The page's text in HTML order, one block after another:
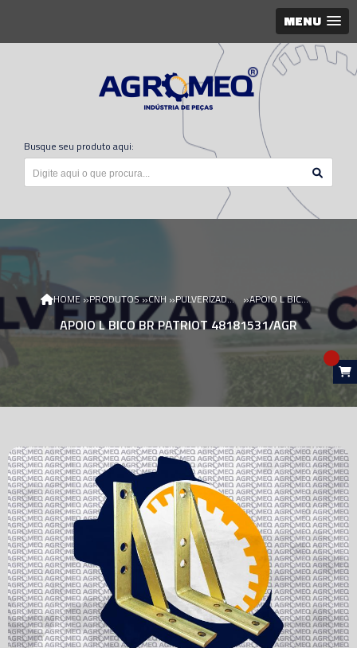
MENU
Busque seu produto aqui:
HOME»PRODUTOS»CNH » PULVERIZADOR CNH » APOIO L BICO BR PATRIOT 48181531/AGR
APOIO L BICO BR PATRIOT 48181531/AGR